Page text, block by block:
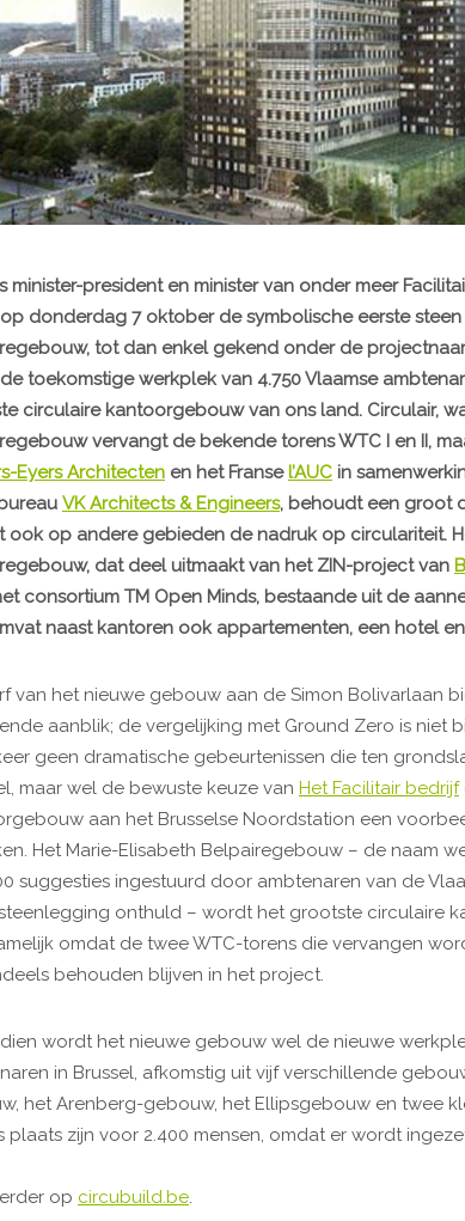
minister-president en minister van onder meer
donderdag 7 oktober de symbolische eerste steen
tot dan enkel gekend onder de
toekomstige werkplek van 4.750 Vlaamse
circulaire kantoorgebouw van ons land. Circulair,
vervangt de bekende torens WTC I en II,
Eyers Architecten en het Fransel’AUC in
VK Architects & Engineers, behoudt een groot
ook op andere gebieden de nadruk op circulariteit.
dat deel uitmaakt van het ZIN-project van
consortium TM Open Minds, bestaande uit de
naast kantoren ook appartementen, een hotel
van het nieuwe gebouw aan de Simon Bolivarlaan
aanblik; de vergelijking met Ground Zero is niet
geen dramatische gebeurtenissen die ten
maar wel de bewuste keuze van Het Facilitair bedrijf
aan het Brusselse Noordstation een
Het Marie-Elisabeth Belpairegebouw – de naam
suggesties ingestuurd door ambtenaren van de
onthuld – wordt het grootste circulaire
omdat de twee WTC-torens die vervangen
behouden blijven in het project.
wordt het nieuwe gebouw wel de nieuwe
in Brussel, afkomstig uit vijf verschillende
het Arenberg-gebouw, het Ellipsgebouw en twee
plaats zijn voor 2.400 mensen, omdat er wordt
op circubuild.be.